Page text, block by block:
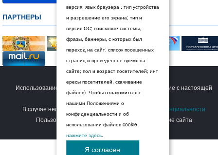
ПАРТНЕРЫ
© 2026 Дума Ставропольского края.
Использование сайта Пользователем означает согласие с настоящей
Политикой конфиденциальности
В случае несогласия с условиями
Политики конфиденциальности
Пользователь должен прекратить использование сайта
версия, язык браузера : тип устройства
и разрешение его экрана; тип и
версия ОС; поисковые системы,
фразы, баннеры, с которых был
переход на сайт: список посещенных
страниц и проведенное время на
сайте; пол и возраст посетителей; инт
ересы посетителей; скачивание
файлов). Чтобы ознакомиться с
нашими Положениями о
конфиденциальности и об
использовании файлов cookie
нажмите здесь.
Я согласен